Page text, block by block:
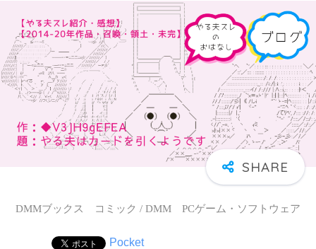
DMMブックス コミック / DMM PCゲーム・ソフトウェア
Pocket